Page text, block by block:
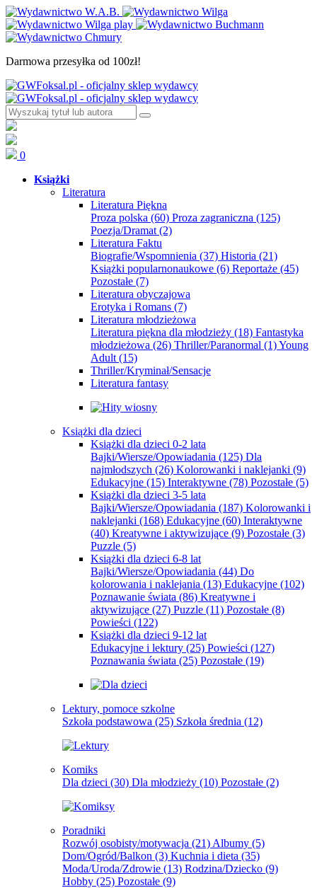
Darmowa przesyłka od 100zł!
0
Książki
Literatura
Literatura Piękna
Proza polska (60) Proza zagraniczna (125)
Poezja/Dramat (2)
Literatura Faktu
Biografie/Wspomnienia (37) Historia (21)
Książki popularnonaukowe (6) Reportaże (45)
Pozostałe (7)
Literatura obyczajowa
Erotyka i Romans (7)
Literatura młodzieżowa
Literatura piękna dla młodzieży (18) Fantastyka
młodzieżowa (26) Thriller/Paranormal (1)Young
Adult (15)
Thriller/Kryminał/Sensacje
Literatura fantasy
Książki dla dzieci
Książki dla dzieci 0-2 lata
Bajki/Wiersze/Opowiadania (125) Dla
najmłodszych (26) Kolorowanki i naklejanki (9)
Edukacyjne (15) Interaktywne (78) Pozostałe (5)
Książki dla dzieci 3-5 lata
Bajki/Wiersze/Opowiadania (187) Kolorowanki i
naklejanki (168) Edukacyjne (60) Interaktywne
(40) Kreatywne i aktywizujące (9) Pozostałe (3)
Puzzle (5)
Książki dla dzieci 6-8 lat
Bajki/Wiersze/Opowiadania (44) Do
kolorowania i naklejania (13) Edukacyjne (102)
Poznawanie świata (86) Kreatywne i
aktywizujące (27) Puzzle (11) Pozostałe (8)
Powieści (122)
Książki dla dzieci 9-12 lat
Edukacyjne i lektury (25) Powieści (127)
Poznawania świata (25) Pozostałe (19)
Lektury, pomoce szkolne
Szkoła podstawowa (25) Szkoła średnia (12)
Komiks
Dla dzieci (30) Dla młodzieży (10) Pozostałe (2)
Poradniki
Rozwój osobisty/motywacja (21) Albumy (5)
Dom/Ogród/Balkon (3) Kuchnia i dieta (35)
Moda/Uroda/Zdrowie (13) Rodzina/Dziecko (9)
Hobby (25) Pozostałe (9)